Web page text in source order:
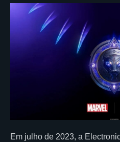
Em julho de 2023, a